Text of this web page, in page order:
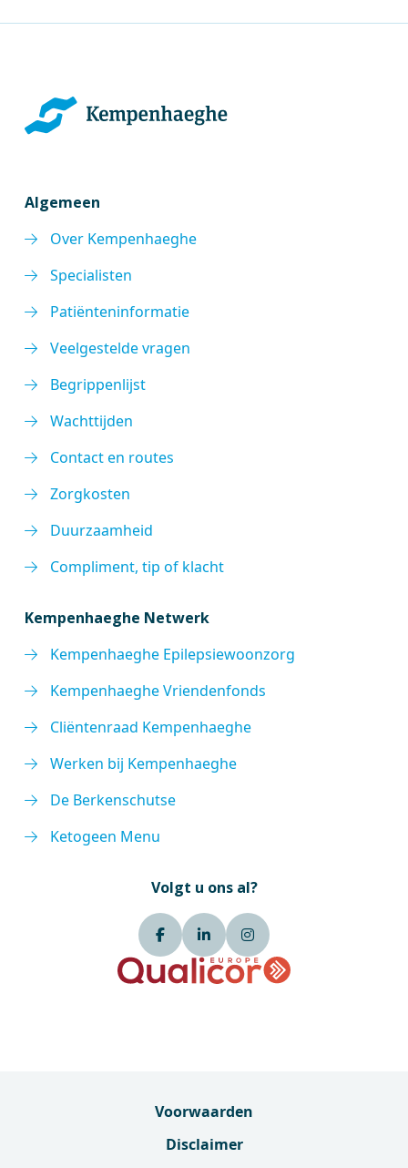
Algemeen
Over Kempenhaeghe
Specialisten
Patiënteninformatie
Veelgestelde vragen
Begrippenlijst
Wachttijden
Contact en routes
Zorgkosten
Duurzaamheid
Compliment, tip of klacht
Kempenhaeghe Netwerk
Kempenhaeghe Epilepsiewoonzorg
Kempenhaeghe Vriendenfonds
Cliëntenraad Kempenhaeghe
Werken bij Kempenhaeghe
De Berkenschutse
Ketogeen Menu
Volgt u ons al?
Voorwaarden
Disclaimer